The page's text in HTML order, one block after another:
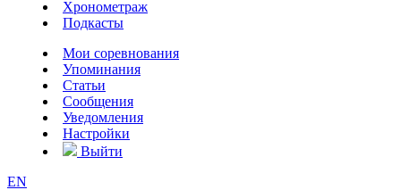
Хронометраж
Подкасты
Мои соревнования
Упоминания
Статьи
Сообщения
Уведомления
Настройки
Выйти
EN